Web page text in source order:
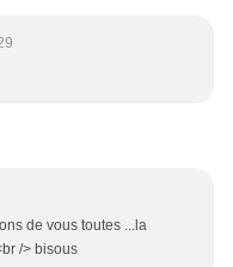
de vous toutes ...la
/> bisous